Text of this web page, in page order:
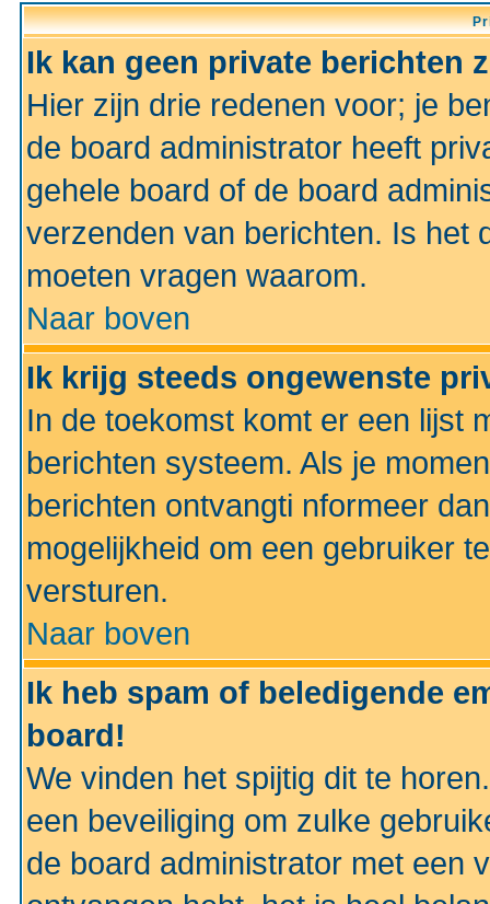
Ik kan geen private berichten
Hier zijn drie redenen voor; je
de board administrator heeft
gehele board of de board
verzenden van berichten. Is het
moeten vragen waarom.
Naar boven
Ik krijg steeds ongewenste
In de toekomst komt er een lijst
berichten systeem. Als je
berichten ontvangti nformeer
mogelijkheid om een gebruiker
versturen.
Naar boven
Ik heb spam of beledigende
board!
We vinden het spijtig dit te
een beveiliging om zulke
de board administrator met een